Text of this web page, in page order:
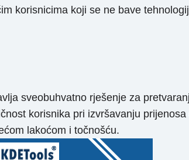
korisnicima koji se ne bave
sveobuhvatno rješenje za
korisnika pri izvršavanju
lakoćom i točnošću.